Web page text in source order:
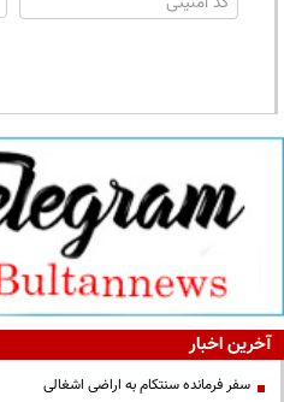
آخرین اخبار
سفر فرمانده سنتکام به اراضی اشغالی